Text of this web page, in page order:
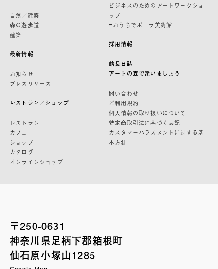
自然／建築
森の遊歩道
建築
最新情報
お知らせ
プレスリリース
レストラン／ショップ
レストラン
カフェ
ショップ
カタログ
オンラインショップ
ビジネスのためのアートワークショ
ップ
#おうちでポーラ美術館
採用情報
館長日誌
アートの森で逢いましょう
問い合わせ
ご利用規約
個人情報の取り扱いについて
特定商取引法に基づく表記
カスタマーハラスメントに対する基
本方針
〒250-0631
神奈川県足柄下郡箱根町
仙石原小塚山1285